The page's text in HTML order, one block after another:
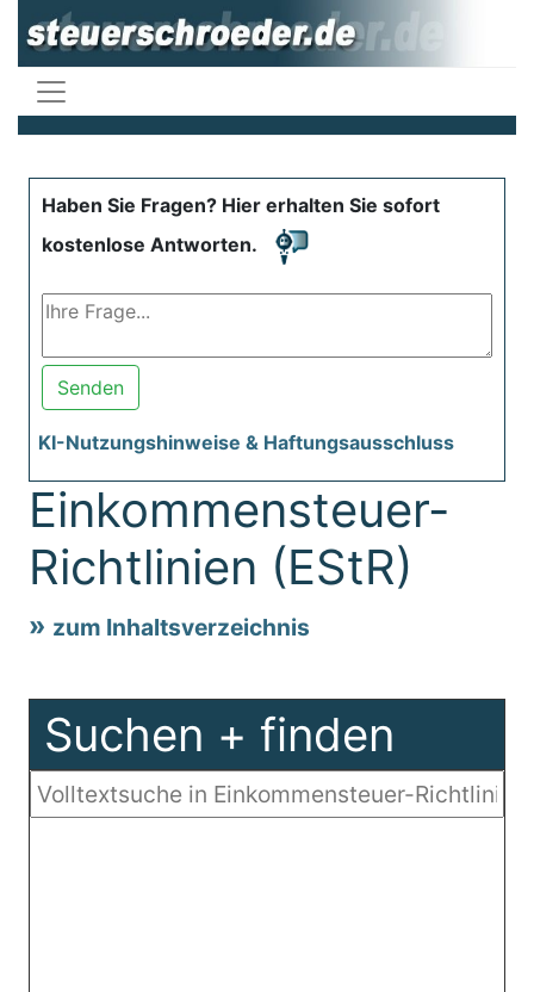
Haben Sie Fragen? Hier erhalten Sie sofort
kostenlose Antworten.
Senden
KI-Nutzungshinweise & Haftungsausschluss
Einkommensteuer-
Richtlinien (EStR)
zum Inhaltsverzeichnis
Suchen + finden